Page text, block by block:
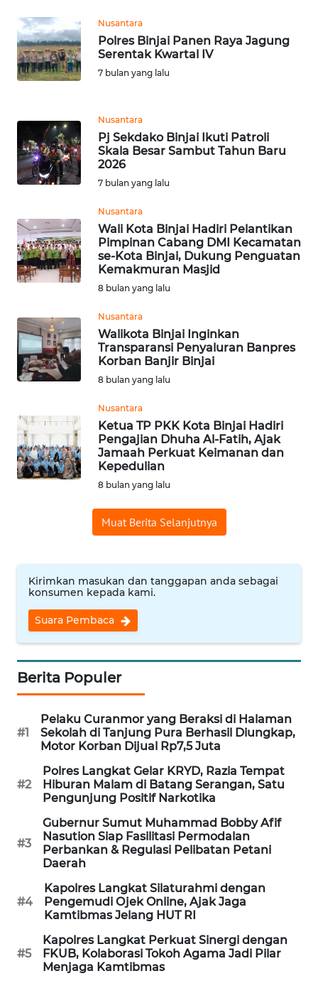
Nusantara
Polres Binjai Panen Raya Jagung
Serentak Kwartal IV
7 bulan yang lalu
Nusantara
Pj Sekdako Binjai Ikuti Patroli
Skala Besar Sambut Tahun Baru
2026
7 bulan yang lalu
Nusantara
Wali Kota Binjai Hadiri Pelantikan
Pimpinan Cabang DMI Kecamatan
se-Kota Binjai, Dukung Penguatan
Kemakmuran Masjid
8 bulan yang lalu
Nusantara
Walikota Binjai Inginkan
Transparansi Penyaluran Banpres
Korban Banjir Binjai
8 bulan yang lalu
Nusantara
Ketua TP PKK Kota Binjai Hadiri
Pengajian Dhuha Al-Fatih, Ajak
Jamaah Perkuat Keimanan dan
Kepedulian
8 bulan yang lalu
Muat Berita Selanjutnya
Kirimkan masukan dan tanggapan anda sebagai
konsumen kepada kami.
Suara Pembaca
Berita Populer
#1
Pelaku Curanmor yang Beraksi di Halaman
Sekolah di Tanjung Pura Berhasil Diungkap,
Motor Korban Dijual Rp7,5 Juta
#2
Polres Langkat Gelar KRYD, Razia Tempat
Hiburan Malam di Batang Serangan, Satu
Pengunjung Positif Narkotika
#3
Gubernur Sumut Muhammad Bobby Afif
Nasution Siap Fasilitasi Permodalan
Perbankan & Regulasi Pelibatan Petani
Daerah
#4
Kapolres Langkat Silaturahmi dengan
Pengemudi Ojek Online, Ajak Jaga
Kamtibmas Jelang HUT RI
#5
Kapolres Langkat Perkuat Sinergi dengan
FKUB, Kolaborasi Tokoh Agama Jadi Pilar
Menjaga Kamtibmas
LAWAS
WN
SUMEDANG
CIANJUR
WN
KEPULAUAN
WN
TANGERANG
WN
WN
CIREBON
WN
KUNINGAN
WN
SUKABUMI
PURWAKARTA
PRIANGAN
TIMUR
WN
SEMARANG
WN
SOLO
BOROBUDUR
MADURA